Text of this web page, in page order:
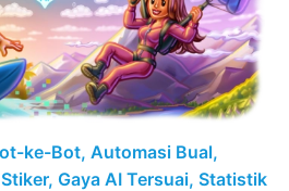
ke-Bot, Automasi Bual,
Gaya AI Tersuai, Statistik